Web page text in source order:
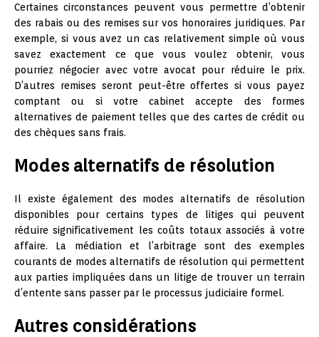
Certaines circonstances peuvent vous permettre d’obtenir
des rabais ou des remises sur vos honoraires juridiques. Par
exemple, si vous avez un cas relativement simple où vous
savez exactement ce que vous voulez obtenir, vous
pourriez négocier avec votre avocat pour réduire le prix.
D’autres remises seront peut-être offertes si vous payez
comptant ou si votre cabinet accepte des formes
alternatives de paiement telles que des cartes de crédit ou
des chèques sans frais.
Modes alternatifs de résolution
Il existe également des modes alternatifs de résolution
disponibles pour certains types de litiges qui peuvent
réduire significativement les coûts totaux associés à votre
affaire. La médiation et l’arbitrage sont des exemples
courants de modes alternatifs de résolution qui permettent
aux parties impliquées dans un litige de trouver un terrain
d’entente sans passer par le processus judiciaire formel.
Autres considérations